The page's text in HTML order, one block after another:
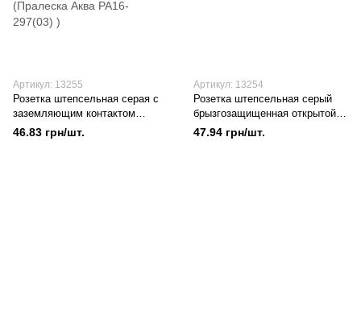
Артикул: 13255
Розетка штепсельная серая с
заземляющим контактом
брызгозащищенная открытой
установки (Пралеска Аква
46.83 грн/шт.
Артикул: 13254
Розетка штепсельная серый
брызгозащищенная открытой
установки (Пралеска Аква
РА16-296(03) )
47.94 грн/шт.